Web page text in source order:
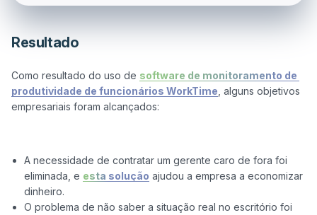
Resultado
Como resultado do uso de software de monitoramento de
produtividade de funcionários WorkTime , alguns objetivos
empresariais foram alcançados:
A necessidade de contratar um gerente caro de fora foi
eliminada, e esta solução ajudou a empresa a economizar
dinheiro.
O problema de não saber a situação real no escritório foi